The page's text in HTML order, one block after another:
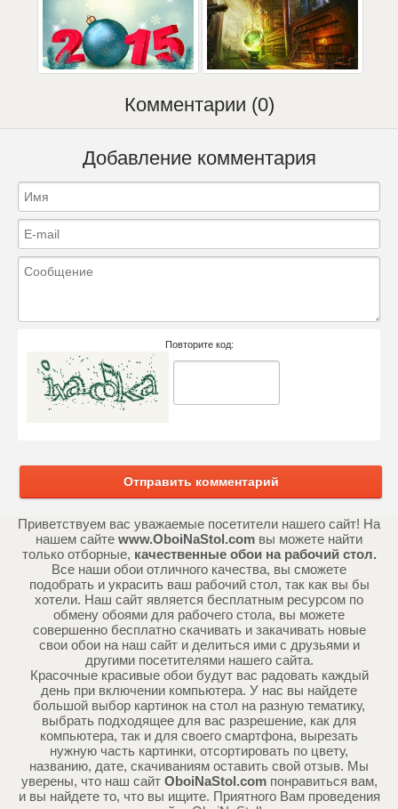
Комментарии (0)
Добавление комментария
Повторите код:
Отправить комментарий
Приветствуем вас уважаемые посетители нашего сайт! На
нашем сайте www.OboiNaStol.com вы можете найти
только отборные, качественные обои на рабочий стол.
Все наши обои отличного качества, вы сможете
подобрать и украсить ваш рабочий стол, так как вы бы
хотели. Наш сайт является бесплатным ресурсом по
обмену обоями для рабочего стола, вы можете
совершенно бесплатно скачивать и закачивать новые
свои обои на наш сайт и делиться ими с друзьями и
другими посетителями нашего сайта.
Красочные красивые обои будут вас радовать каждый
день при включении компьютера. У нас вы найдете
большой выбор картинок на стол на разную тематику,
выбрать подходящее для вас разрешение, как для
компьютера, так и для своего смартфона, вырезать
нужную часть картинки, отсортировать по цвету,
названию, дате, скачиваниям оставить свой отзыв. Мы
уверены, что наш сайт OboiNaStol.comпонравиться вам,
и вы найдете то, что вы ищите. Приятного Вам проведения